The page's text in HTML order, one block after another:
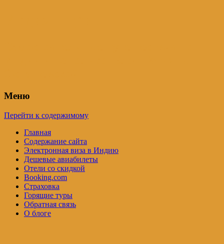
Меню
Перейти к содержимому
Главная
Содержание сайта
Электронная виза в Индию
Дешевые авиабилеты
Отели со скидкой
Booking.com
Страховка
Горящие туры
Обратная связь
О блоге